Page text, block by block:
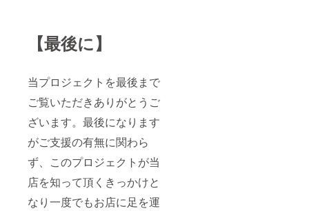
【最後に】
当プロジェクトを最後まで
ご覧いただきありがとうご
ざいます。最後になります
がご支援の有無に関わら
ず、このプロジェクトが当
店を知って頂くきっかけと
なり一度でもお店に足を運